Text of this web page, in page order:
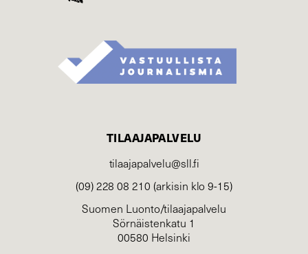
TILAAJAPALVELU
tilaajapalvelu@sll.fi
(09) 228 08 210 (arkisin klo 9-15)
Suomen Luonto/tilaajapalvelu
Sörnäistenkatu 1
00580 Helsinki